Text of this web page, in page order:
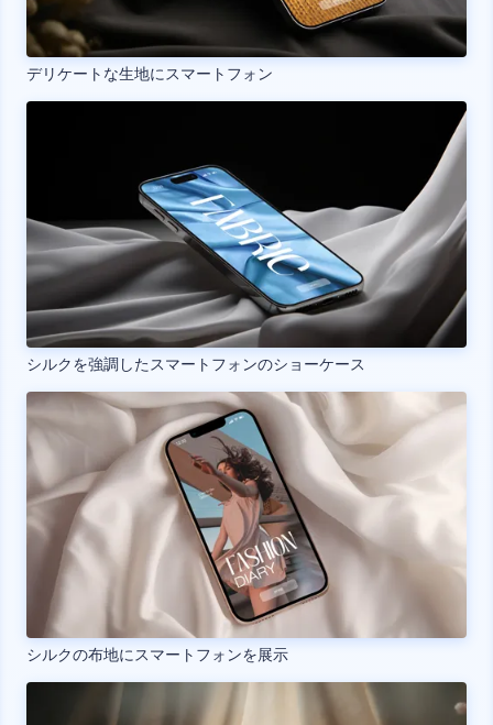
デリケートな生地にスマートフォン
シルクを強調したスマートフォンのショーケース
シルクの布地にスマートフォンを展示